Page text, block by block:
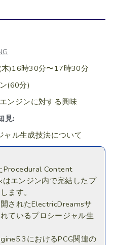
)16時30分〜17時30分
(60分)
ンジンに対する興味
見:
ャル生成技法について
Procedural Content
エンジン内で完結したプ
ます。
されたElectricDreamsサ
ているプロシージャル生
におけるPCG関連の